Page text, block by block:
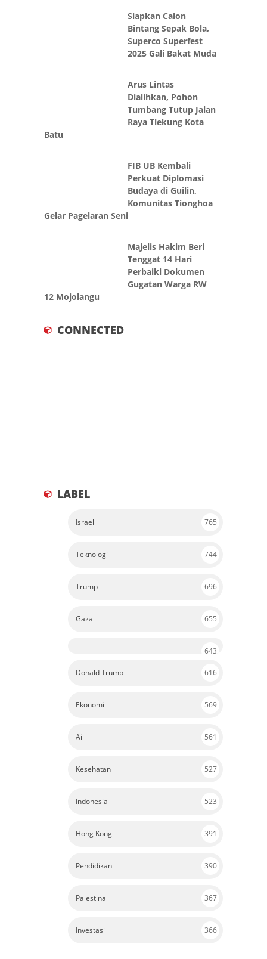
Siapkan Calon
Bintang Sepak Bola,
Superco Superfest
2025 Gali Bakat Muda
Arus Lintas
Dialihkan, Pohon
Tumbang Tutup Jalan
Raya Tlekung Kota
Batu
FIB UB Kembali
Perkuat Diplomasi
Budaya di Guilin,
Komunitas Tionghoa
Gelar Pagelaran Seni
Majelis Hakim Beri
Tenggat 14 Hari
Perbaiki Dokumen
Gugatan Warga RW
12 Mojolangu
CONNECTED
LABEL
Israel 765
Teknologi 744
Trump 696
Gaza 655
643
Donald Trump 616
Ekonomi 569
Ai 561
Kesehatan 527
Indonesia 523
Hong Kong 391
Pendidikan 390
Palestina 367
Investasi 366